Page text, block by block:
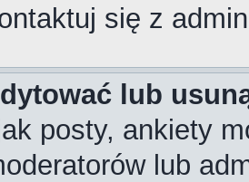
się z
lub
posty, ankiety
lub